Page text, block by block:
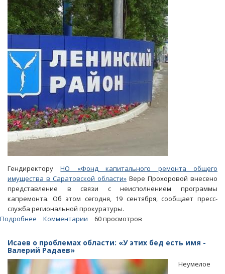
Минстроем
РФ
в
числе
отстающих
ГендиректоруНО «Фонд капитального ремонта общего
имущества в Саратовской области» Вере Прохоровой внесено
представление в связи с неисполнением программы
капремонта. Об этом сегодня, 19 сентября, сообщает пресс-
служба региональной прокуратуры.
Подробнее
выявила
факты
бездействия
Фонда
Комментарии 60 просмотров
Исаев о проблемах области: «У этих бед есть имя -
Валерий Радаев»
Неумелое